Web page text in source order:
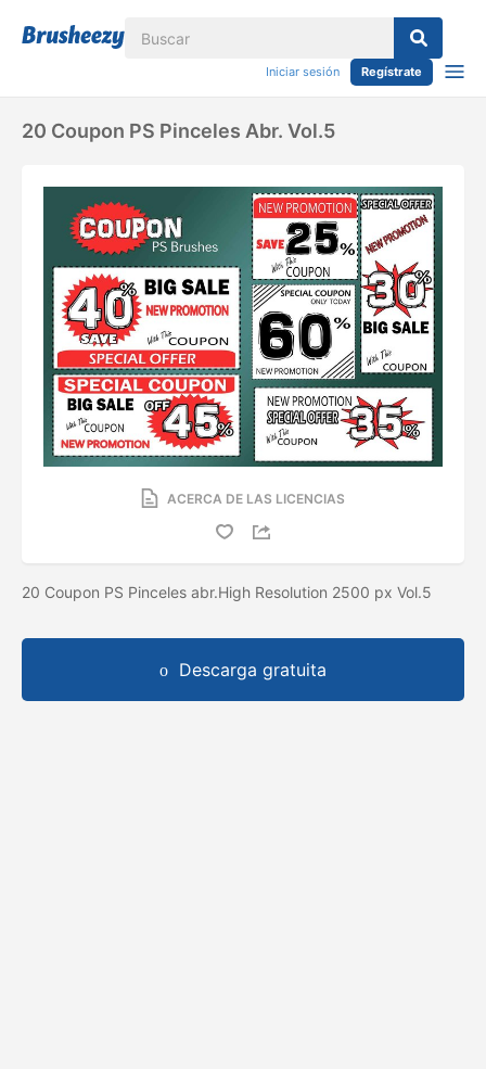
Iniciar sesión Regístrate
20 Coupon PS Pinceles Abr. Vol.5
ACERCA DE LAS LICENCIAS
20 Coupon PS Pinceles abr.High Resolution 2500 px Vol.5
Descarga gratuita